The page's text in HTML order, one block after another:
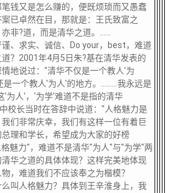
钱又是怎么赚的，便既烦琐而又愚蠢
已卓然在目，那就是：王氏致富之
非?道，而是清华之道。……
谨、求实、诚信、Do your，best，难道
？2001年4月5日朱?基在清华发表的
地说过："清华不仅是一个教人'为
是一个教人'为人'的地方。………我永远是
'为人'，'为学'难道不是指的清华
校长当时在答辞中说道："人格魅力是
们非常庆幸，我们有这样一位有着巨
理和学长，希望成为大家的好榜
魅力"，难道不是清华"为人"与"为学"两
华之道的具体体现？这样完美地体现
，难道我们不应该奉之为楷模？
么叫人格魅力？具体到王辛淮身上，我